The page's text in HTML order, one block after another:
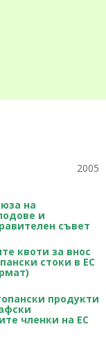
2005
на
и
съвет
квоти за внос
стоки в ЕС
продукти
членки на ЕС